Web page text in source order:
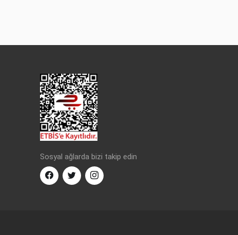
Sosyal ağlarda bizi takip edin